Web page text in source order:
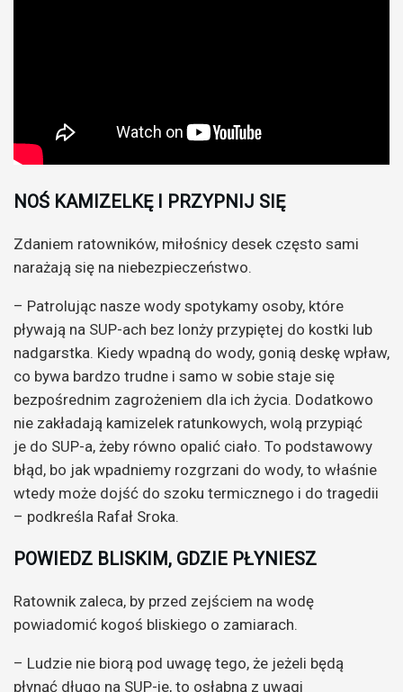
NOŚ KAMIZELKĘ I PRZYPNIJ SIĘ
Zdaniem ratowników, miłośnicy desek często sami
narażają się na niebezpieczeństwo.
– Patrolując nasze wody spotykamy osoby, które
pływają na SUP-ach bez lonży przypiętej do kostki lub
nadgarstka. Kiedy wpadną do wody, gonią deskę wpław,
co bywa bardzo trudne i samo w sobie staje się
bezpośrednim zagrożeniem dla ich życia. Dodatkowo
nie zakładają kamizelek ratunkowych, wolą przypiąć
je do SUP-a, żeby równo opalić ciało. To podstawowy
błąd, bo jak wpadniemy rozgrzani do wody, to właśnie
wtedy może dojść do szoku termicznego i do tragedii
– podkreśla Rafał Sroka.
POWIEDZ BLISKIM, GDZIE PŁYNIESZ
Ratownik zaleca, by przed zejściem na wodę
powiadomić kogoś bliskiego o zamiarach.
– Ludzie nie biorą pod uwagę tego, że jeżeli będą
płynąć długo na SUP-ie, to osłabną z uwagi